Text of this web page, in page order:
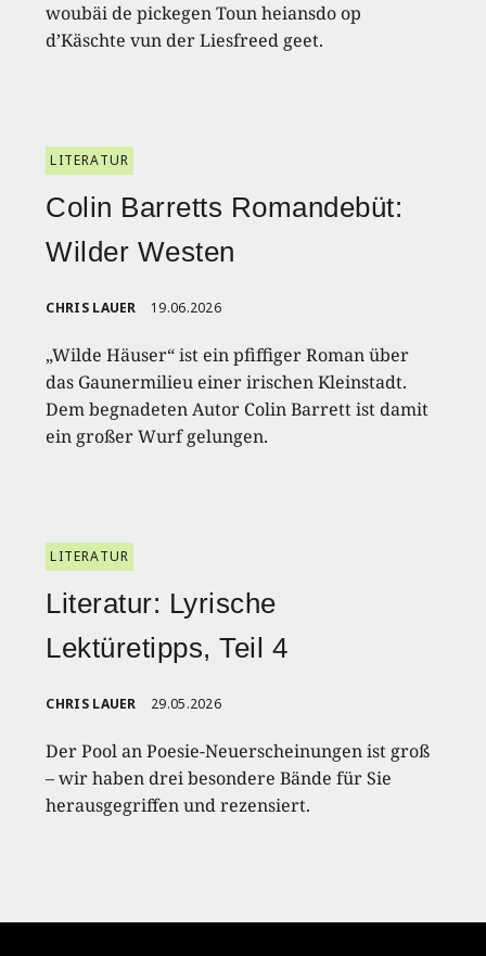
woubäi de pickegen Toun heiansdo op
d’Käschte vun der Liesfreed geet.
LITERATUR
Colin Barretts Romandebüt:
Wilder Westen
CHRIS LAUER 19.06.2026
„Wilde Häuser“ ist ein pfiffiger Roman über
das Gaunermilieu einer irischen Kleinstadt.
Dem begnadeten Autor Colin Barrett ist damit
ein großer Wurf gelungen.
LITERATUR
Literatur: Lyrische
Lektüretipps, Teil 4
CHRIS LAUER 29.05.2026
Der Pool an Poesie-Neuerscheinungen ist groß
– wir haben drei besondere Bände für Sie
herausgegriffen und rezensiert.